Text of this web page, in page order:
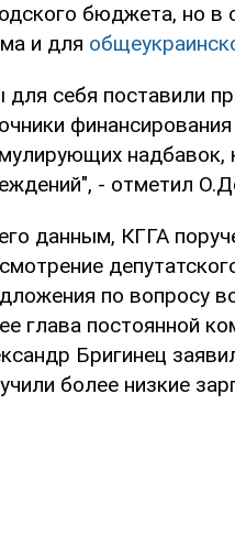
бюджета, но в
и для
себя поставили
- отметил
данным, КГГА
по вопросу
глава постоянной
Бригинец
более низкие